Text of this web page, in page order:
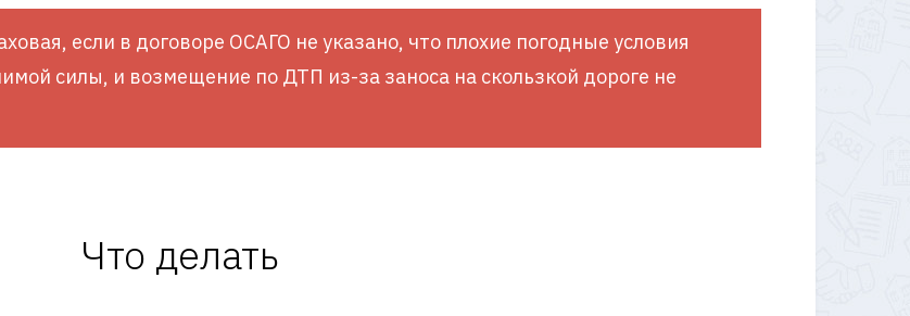
если в договоре ОСАГО не указано, что плохие погодные условия
силы, и возмещение по ДТП из-за заноса на скользкой дороге не
Что делать